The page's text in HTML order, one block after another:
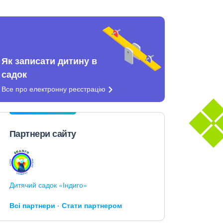
Як записати дитину в
садок
Все про електронну реєстрацію
Партнери сайту
Дитячий садок «Індиго»
Всі партнери Стати партнером